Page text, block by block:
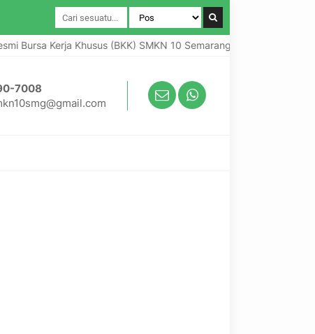
Bursa Kerja Khusus (BKK) SMKN 10 Semarang
7008